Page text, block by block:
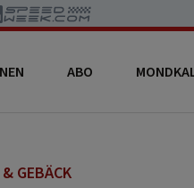
ABO
GEBÄCK